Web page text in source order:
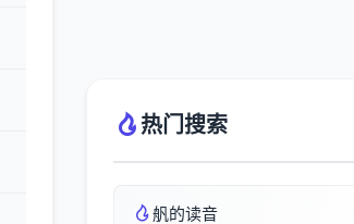
热门搜索
舤的读音